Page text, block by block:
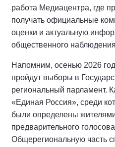
работа Медиацентра, где
получать официальные
оценки и актуальную
общественного
Напомним, осенью 2026
пройдут выборы в
региональный парламент.
«Единая Россия», среди
были определены
предварительного
Общерегиональную часть